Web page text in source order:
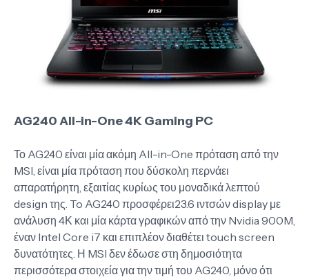
AG240 All-in-One 4K Gaming PC
Το AG240 είναι μία ακόμη All-in-One πρόταση από την
MSI, είναι μία πρόταση που δύσκολη περνάει
απαρατήρητη, εξαιτίας κυρίως του μοναδικά λεπτού
design της. To AG240 προσφέρει23.6 ιντσών display με
ανάλυση 4Κ και μία κάρτα γραφικών από την Nvidia 900M,
έναν Intel Core i7 και επιπλέον διαθέτει touch screen
δυνατότητες. Η MSI δεν έδωσε στη δημοσιότητα
περισσότερα στοιχεία για την τιμή του AG240, μόνο ότι